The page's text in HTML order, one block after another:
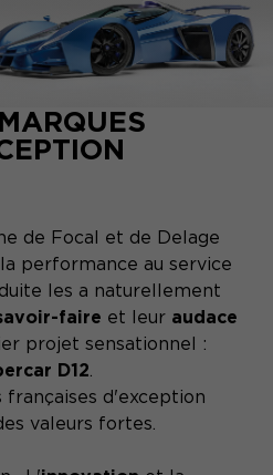
de Focal et de Delage
performance au service
les a naturellement
faire et leur audace
projet sensationnel :
D12
françaises d'exception
valeurs fortes.